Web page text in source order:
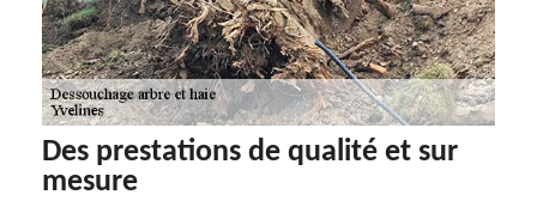
Des prestations de qualité et sur
mesure